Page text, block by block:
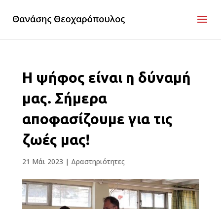
Η ψήφος είναι η δύναμή
μας. Σήμερα
αποφασίζουμε για τις
ζωές μας!
21 Μάι 2023 | Δραστηριότητες